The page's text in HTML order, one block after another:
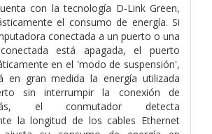
con la tecnología D-Link Green,
el consumo de energía. Si
conectada a un puerto o una
está apagada, el puerto
en el 'modo de suspensión',
en gran medida la energía utilizada
sin interrumpir la conexión de
el conmutador detecta
la longitud de los cables Ethernet